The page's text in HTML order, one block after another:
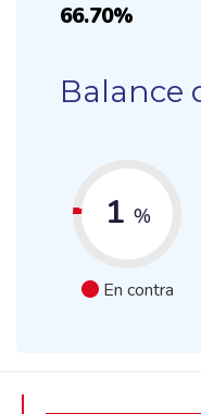
66.70%
Balance
1 %
En contra